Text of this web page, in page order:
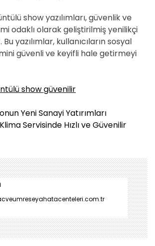
show yazılımları, güvenlik ve
odaklı olarak geliştirilmiş yenilikçi
yazılımlar, kullanıcıların sosyal
güvenli ve keyifli hale getirmeyi
show güvenilir
Yeni Sanayi Yatırımları
Servisinde Hızlı ve Güvenilir